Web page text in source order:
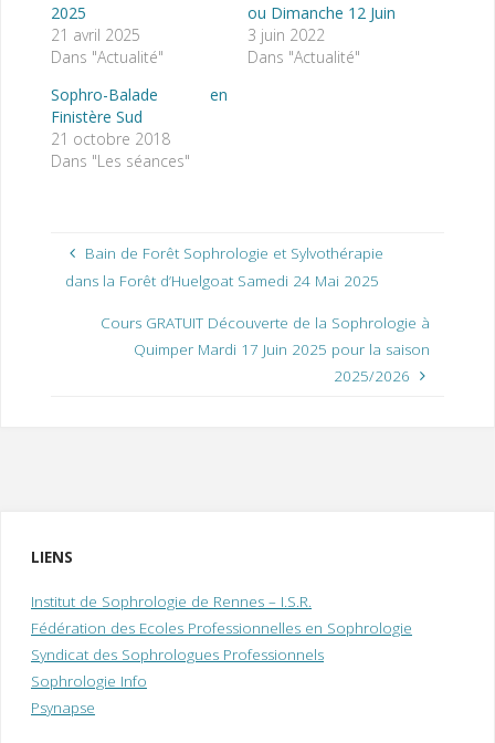
2025
21 avril 2025
Dans "Actualité"
ou Dimanche 12 Juin
3 juin 2022
Dans "Actualité"
Sophro-Balade en
Finistère Sud
21 octobre 2018
Dans "Les séances"
Bain de Forêt Sophrologie et Sylvothérapie
dans la Forêt d’Huelgoat Samedi 24 Mai 2025
Cours GRATUIT Découverte de la Sophrologie à
Quimper Mardi 17 Juin 2025 pour la saison
2025/2026
LIENS
Institut de Sophrologie de Rennes – I.S.R.
Fédération des Ecoles Professionnelles en Sophrologie
Syndicat des Sophrologues Professionnels
Sophrologie Info
Psynapse